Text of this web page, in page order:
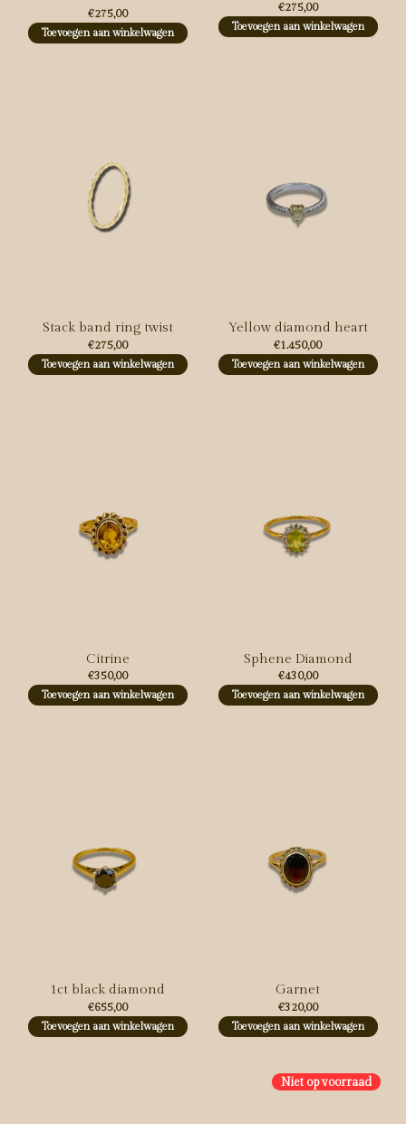
€275,00
Toevoegen aan winkelwagen
€275,00
Toevoegen aan winkelwagen
Stack band ring twist
€275,00
Toevoegen aan winkelwagen
Yellow diamond heart
€1.450,00
Toevoegen aan winkelwagen
Citrine
€350,00
Toevoegen aan winkelwagen
Sphene Diamond
€430,00
Toevoegen aan winkelwagen
1ct black diamond
€655,00
Toevoegen aan winkelwagen
Garnet
€320,00
Toevoegen aan winkelwagen
Niet op voorraad